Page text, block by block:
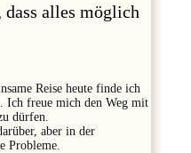
dass alles möglich
Reise heute finde ich
Ich freue mich den Weg mit
dürfen.
aber in der
Probleme.